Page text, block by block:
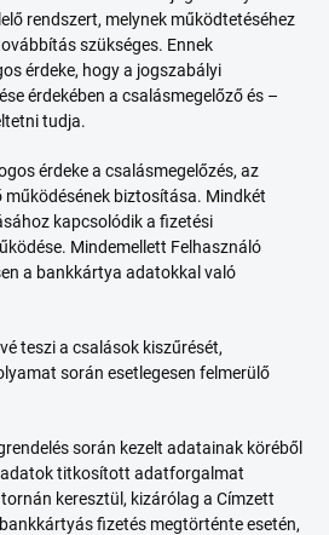
rendszert, melynek működtetéséhez
szükséges. Ennek
érdeke, hogy a jogszabályi
érdekében a csalásmegelőző és –
tudja.
érdeke a csalásmegelőzés, az
működésének biztosítása. Mindkét
kapcsolódik a fizetési
Mindemellett Felhasználó
a bankkártya adatokkal való
teszi a csalások kiszűrését,
során esetlegesen felmerülő
során kezelt adatainak köréből
titkosított adatforgalmat
keresztül, kizárólag a Címzett
fizetés megtörténte esetén,